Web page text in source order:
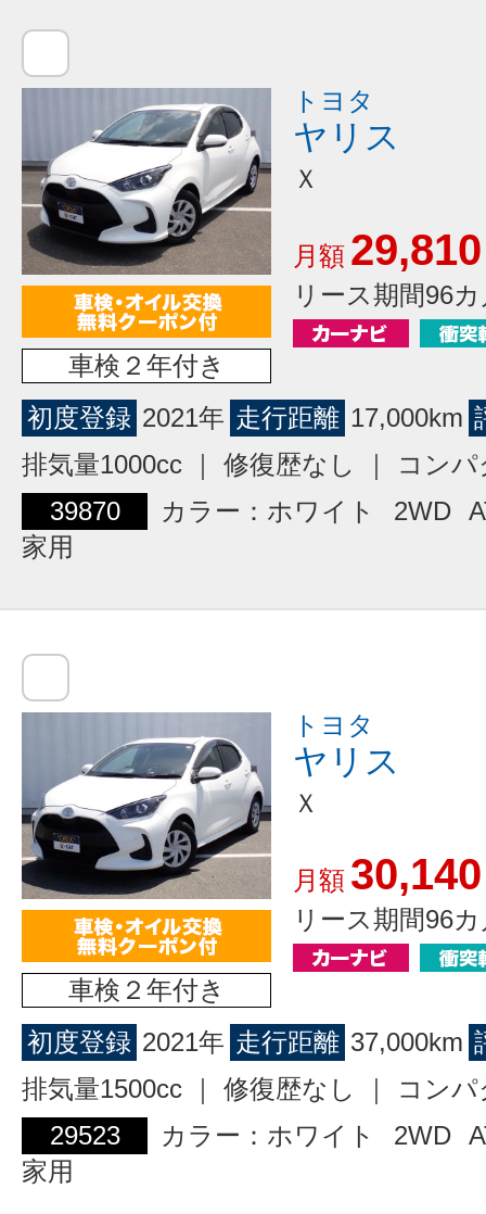
車検２年付き
トヨタ
ヤリス
Ｘ
月額 29,810
リース期間96
初度登録 2021年 走行距離 17,000km
排気量1000cc ｜ 修復歴なし ｜ コン
39870
カラー：ホワイト 2WD
家用
車検２年付き
トヨタ
ヤリス
Ｘ
月額 30,140
リース期間96
初度登録 2021年 走行距離 37,000km
排気量1500cc ｜ 修復歴なし ｜ コン
29523
カラー：ホワイト 2WD
家用